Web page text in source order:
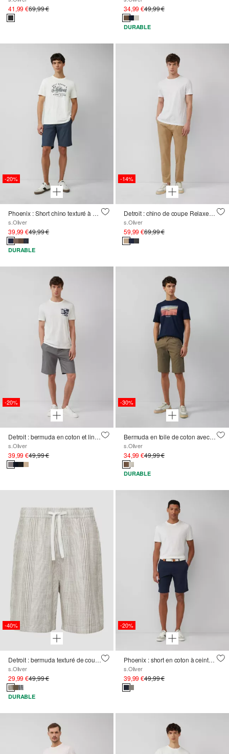
41,99 €69,99 € 34,99 €49,99 €
DURABLE
-20%
Phoenix : Short chino texturé à ceinture élastique
s.Oliver
39,99 €49,99 €
DURABLE
-14%
Detroit : chino de coupe Relaxed Fit en lin mélangé à ceinture élastique
s.Oliver
59,99 €69,99 €
-20%
Detroit : bermuda en coton et lin mélangés, coupe Relaxed Fit
s.Oliver
39,99 €49,99 €
-30%
Bermuda en toile de coton avec détails de surpiqûres
s.Oliver
34,99 €49,99 €
DURABLE
-40%
Detroit : bermuda texturé de coupe Relaxed Fit
s.Oliver
29,99 €49,99 €
DURABLE
-20%
Phoenix : short en coton à ceinture tressée
s.Oliver
39,99 €49,99 €